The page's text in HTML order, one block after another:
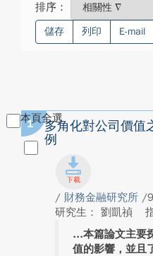
排序：
儲存 列印 E-mail
本頁全選
1
多角化對公司價值
例
/ 財務金融研究所 /
研究生： 劉凱禎
本篇論文主要
值的影響，並且